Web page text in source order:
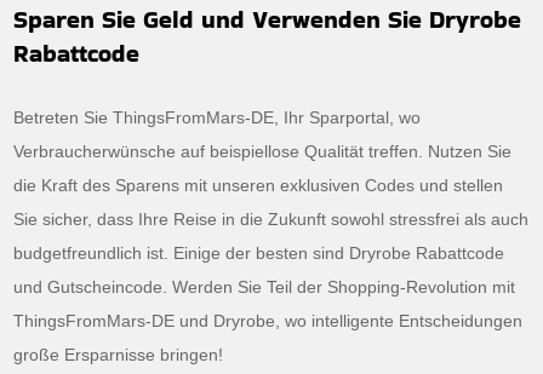
Sparen Sie Geld und Verwenden Sie Dryrobe
Rabattcode
Betreten Sie ThingsFromMars-DE, Ihr Sparportal, wo
Verbraucherwünsche auf beispiellose Qualität treffen. Nutzen Sie
die Kraft des Sparens mit unseren exklusiven Codes und stellen
Sie sicher, dass Ihre Reise in die Zukunft sowohl stressfrei als auch
budgetfreundlich ist. Einige der besten sind Dryrobe Rabattcode
und Gutscheincode. Werden Sie Teil der Shopping-Revolution mit
ThingsFromMars-DE und Dryrobe, wo intelligente Entscheidungen
große Ersparnisse bringen!